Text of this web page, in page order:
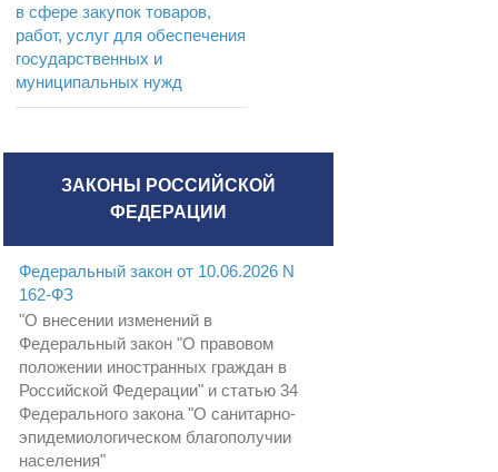
в сфере закупок товаров,
работ, услуг для обеспечения
государственных и
муниципальных нужд
ЗАКОНЫ РОССИЙСКОЙ
ФЕДЕРАЦИИ
Федеральный закон от 10.06.2026 N
162-ФЗ
"О внесении изменений в
Федеральный закон "О правовом
положении иностранных граждан в
Российской Федерации" и статью 34
Федерального закона "О санитарно-
эпидемиологическом благополучии
населения"